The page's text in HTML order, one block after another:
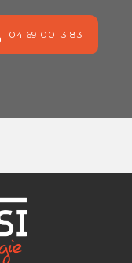
04 69 00 13 83